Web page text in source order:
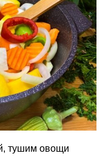
тушим овощи